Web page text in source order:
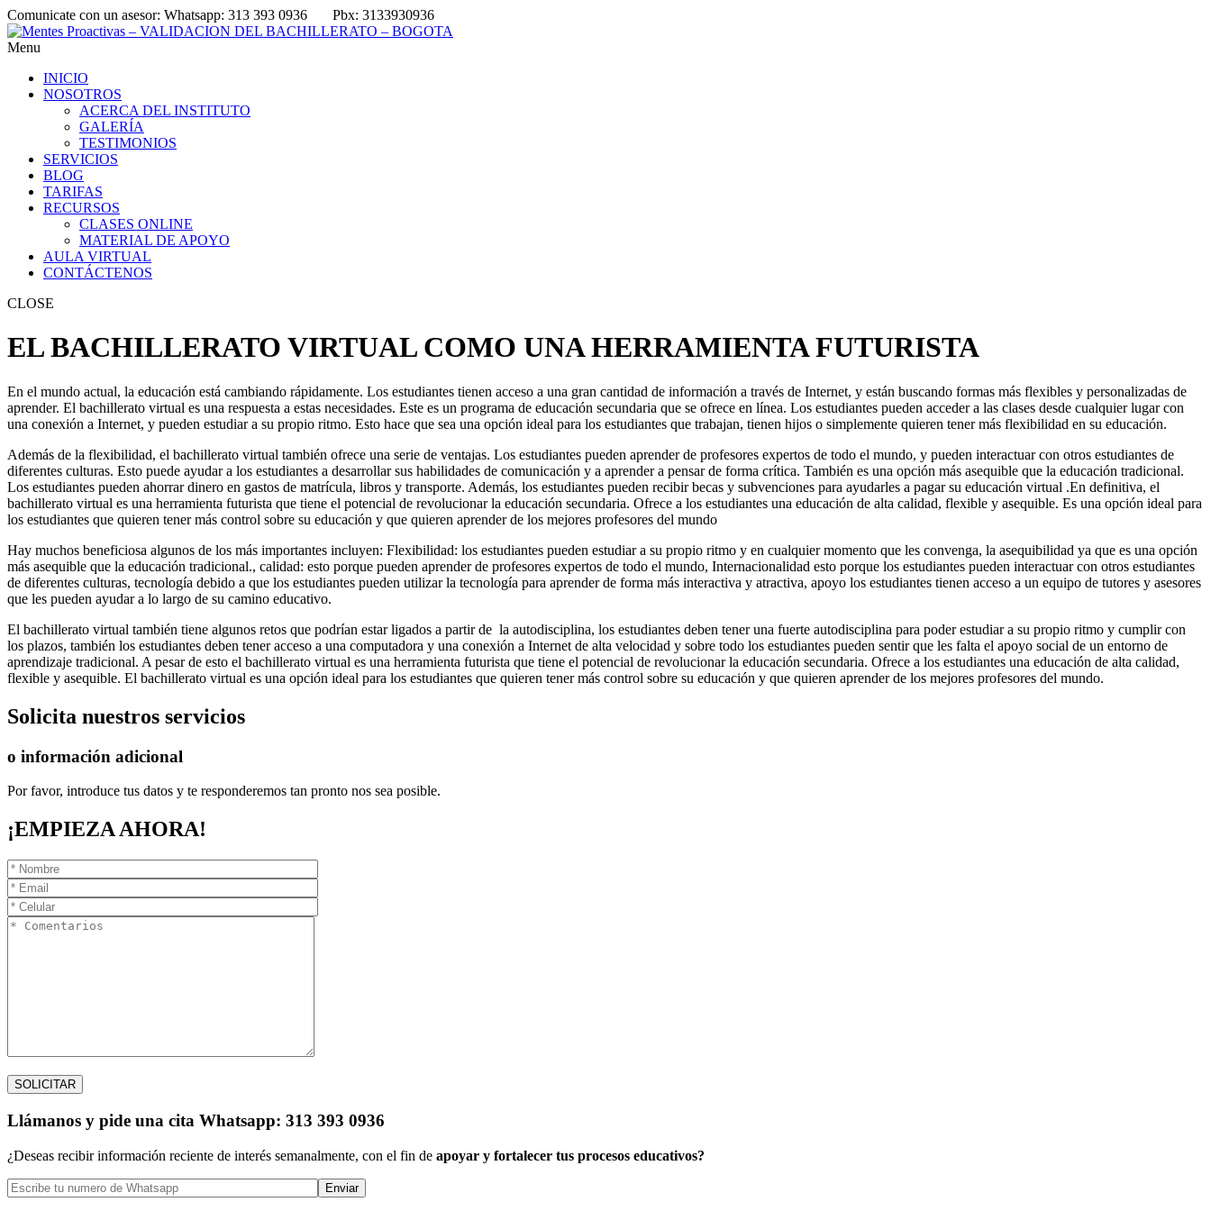
Comunicate con un asesor: Whatsapp: 313 393 0936 Pbx: 3133930936
Menu
INICIO
NOSOTROS
ACERCA DEL INSTITUTO
GALERÍA
TESTIMONIOS
SERVICIOS
BLOG
TARIFAS
RECURSOS
CLASES ONLINE
MATERIAL DE APOYO
AULA VIRTUAL
CONTÁCTENOS
CLOSE
EL BACHILLERATO VIRTUAL COMO UNA HERRAMIENTA FUTURISTA
En el mundo actual, la educación está cambiando rápidamente. Los estudiantes tienen acceso a una gran cantidad de información a través de Internet, y están buscando formas más flexibles y personalizadas de
aprender. El bachillerato virtual es una respuesta a estas necesidades. Este es un programa de educación secundaria que se ofrece en línea. Los estudiantes pueden acceder a las clases desde cualquier lugar con
una conexión a Internet, y pueden estudiar a su propio ritmo. Esto hace que sea una opción ideal para los estudiantes que trabajan, tienen hijos o simplemente quieren tener más flexibilidad en su educación.
Además de la flexibilidad, el bachillerato virtual también ofrece una serie de ventajas. Los estudiantes pueden aprender de profesores expertos de todo el mundo, y pueden interactuar con otros estudiantes de
diferentes culturas. Esto puede ayudar a los estudiantes a desarrollar sus habilidades de comunicación y a aprender a pensar de forma crítica. También es una opción más asequible que la educación tradicional.
Los estudiantes pueden ahorrar dinero en gastos de matrícula, libros y transporte. Además, los estudiantes pueden recibir becas y subvenciones para ayudarles a pagar su educación virtual .En definitiva, el
bachillerato virtual es una herramienta futurista que tiene el potencial de revolucionar la educación secundaria. Ofrece a los estudiantes una educación de alta calidad, flexible y asequible. Es una opción ideal para
los estudiantes que quieren tener más control sobre su educación y que quieren aprender de los mejores profesores del mundo
Hay muchos beneficiosa algunos de los más importantes incluyen: Flexibilidad: los estudiantes pueden estudiar a su propio ritmo y en cualquier momento que les convenga, la asequibilidad ya que es una opción
más asequible que la educación tradicional., calidad: esto porque pueden aprender de profesores expertos de todo el mundo, Internacionalidad esto porque los estudiantes pueden interactuar con otros estudiantes
de diferentes culturas, tecnología debido a que los estudiantes pueden utilizar la tecnología para aprender de forma más interactiva y atractiva, apoyo los estudiantes tienen acceso a un equipo de tutores y asesores
que les pueden ayudar a lo largo de su camino educativo.
El bachillerato virtual también tiene algunos retos que podrían estar ligados a partir de la autodisciplina, los estudiantes deben tener una fuerte autodisciplina para poder estudiar a su propio ritmo y cumplir con
los plazos, también los estudiantes deben tener acceso a una computadora y una conexión a Internet de alta velocidad y sobre todo los estudiantes pueden sentir que les falta el apoyo social de un entorno de
aprendizaje tradicional. A pesar de esto el bachillerato virtual es una herramienta futurista que tiene el potencial de revolucionar la educación secundaria. Ofrece a los estudiantes una educación de alta calidad,
flexible y asequible. El bachillerato virtual es una opción ideal para los estudiantes que quieren tener más control sobre su educación y que quieren aprender de los mejores profesores del mundo.
Solicita nuestros servicios
o información adicional
Por favor, introduce tus datos y te responderemos tan pronto nos sea posible.
¡EMPIEZA AHORA!
Llámanos y pide una cita Whatsapp: 313 393 0936
¿Deseas recibir información reciente de interés semanalmente, con el fin de apoyar y fortalecer tus procesos educativos?